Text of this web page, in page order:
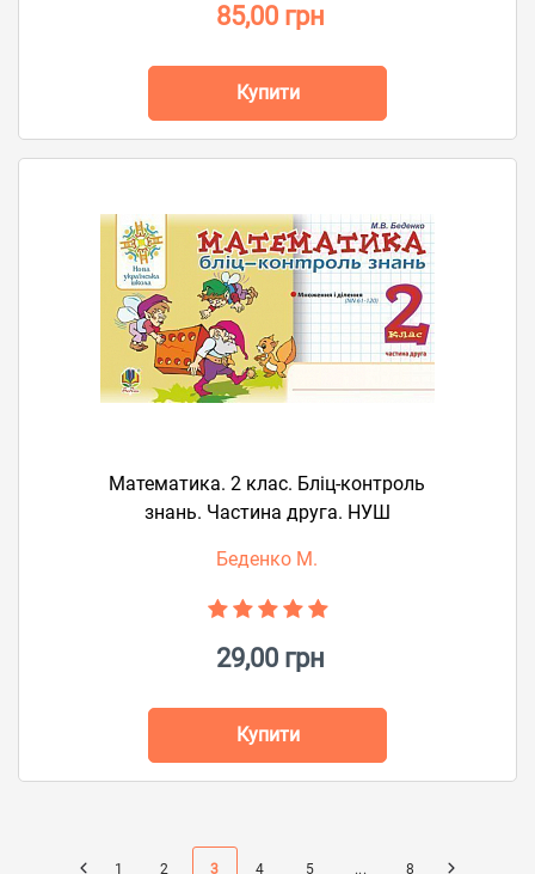
85,00 грн
Купити
Математика. 2 клас. Бліц-контроль
знань. Частина друга. НУШ
Беденко М.
29,00 грн
Купити
1 2 3 4 5 ... 8